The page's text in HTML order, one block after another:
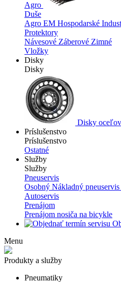
Agro
Duše
Agro EM Hospodarské
Protektory
Návesové Záberové Zimné
Vložky
Disky
Disky
Disky
Príslušenstvo
Príslušenstvo
Ostatné
Služby
Služby
Pneuservis
Osobný Nákladný pneuservis
Autoservis
Prenájom
Prenájom nosiča na bicykle
Menu
Produkty a služby
Pneumatiky